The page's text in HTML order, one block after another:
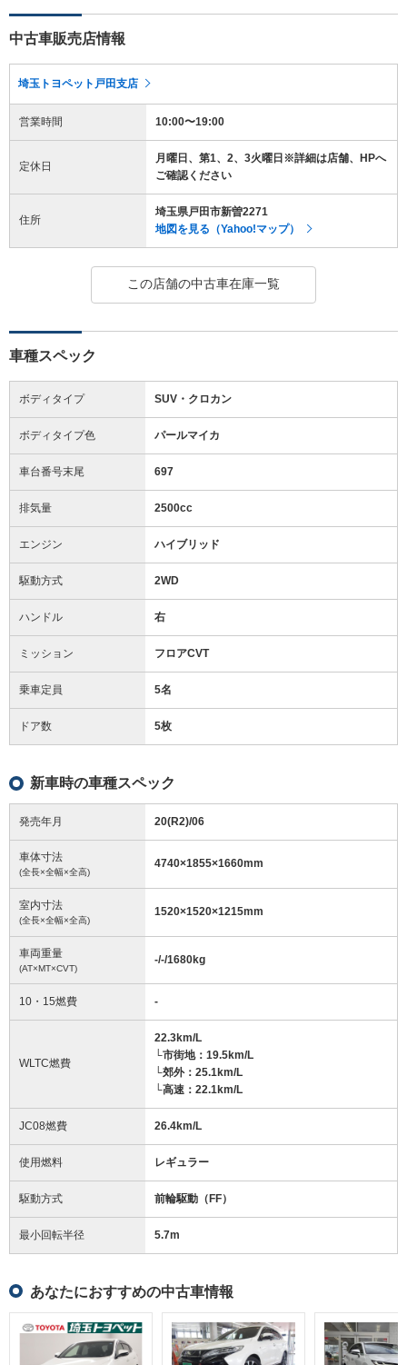
中古車販売店情報
埼玉トヨペット戸田支店
営業時間 10:00〜19:00
定休日
月曜日、第1、2、3火曜日※詳細は店舗、HPへ
ご確認ください
住所
埼玉県戸田市新曽2271
地図を見る（Yahoo!マップ）
この店舗の中古車在庫一覧
車種スペック
ボディタイプ SUV・クロカン
ボディタイプ色 パールマイカ
車台番号末尾 697
排気量 2500cc
エンジン ハイブリッド
駆動方式 2WD
ハンドル 右
ミッション フロアCVT
乗車定員 5名
ドア数 5枚
新車時の車種スペック
発売年月 20(R2)/06
車体寸法
(全長×全幅×全高)
4740×1855×1660mm
室内寸法
(全長×全幅×全高)
1520×1520×1215mm
車両重量
(AT×MT×CVT)
-/-/1680kg
10・15燃費 -
WLTC燃費
22.3km/L
└市街地：19.5km/L
└郊外：25.1km/L
└高速：22.1km/L
JC08燃費 26.4km/L
使用燃料 レギュラー
駆動方式 前輪駆動（FF）
最小回転半径 5.7m
あなたにおすすめの中古車情報